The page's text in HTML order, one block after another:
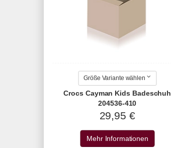
Größe Variante wählen
Crocs Cayman Kids Badeschuh
204536-410
29,95 €
Mehr Informationen